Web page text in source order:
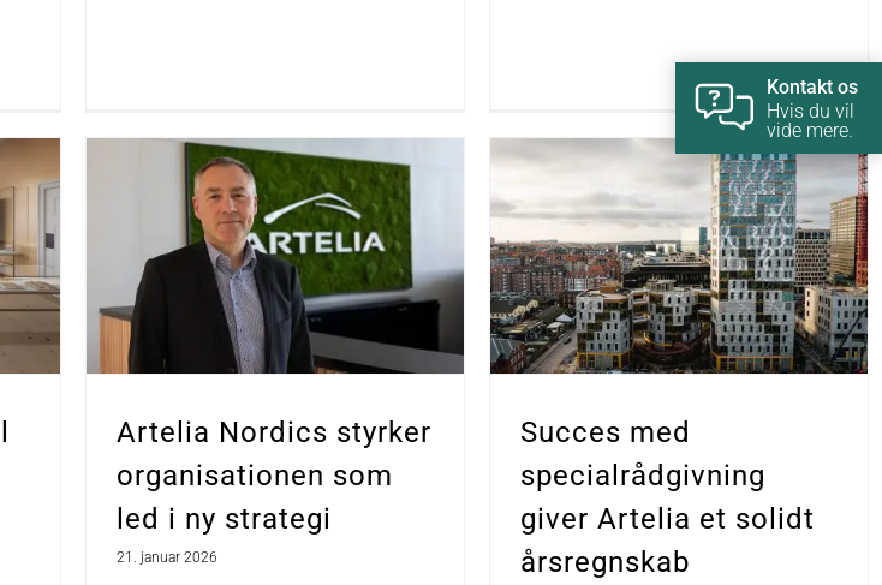
Artelia Nordics styrker
organisationen som
led i ny strategi
21. januar 2026
Succes med
specialrådgivning
giver Artelia et solidt
årsregnskab
Kontakt os
Hvis du vil
vide mere.